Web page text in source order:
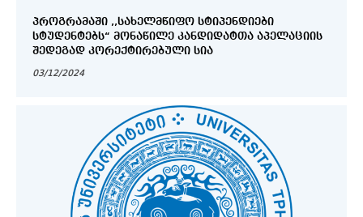
ᲞᲠᲝᲒᲠᲐᲛᲐᲨᲘ ,,ᲡᲐᲮᲔᲚᲛᲬᲘᲤᲝ ᲡᲢᲘᲞᲔᲜᲓᲘᲔᲑᲘ
ᲡᲢᲣᲓᲔᲜᲢᲔᲑᲡ“ ᲛᲝᲜᲐᲬᲘᲚᲔ ᲙᲐᲜᲓᲘᲓᲐᲢᲗᲐ ᲐᲞᲔᲚᲐᲪᲘᲘᲡ
ᲨᲔᲓᲔᲒᲐᲓ ᲙᲝᲠᲔᲥᲢᲘᲠᲔᲑᲣᲚᲘ ᲡᲘᲐ
03/12/2024